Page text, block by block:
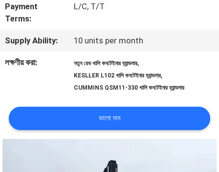
ম্যাপ
PRIVACY
Payment
Terms:
L/C, T/T
Supply Ability: 10 units per month
লক্ষণীয় করা: নতুন রেড খালি কনটেইনার হ্যান্ডলার,
KESLLER L102 খালি কনটেইনার হ্যান্ডলার,
CUMMINS QSM11-330 খালি কনটেইনার হ্যান্ডলার
ভালো দাম